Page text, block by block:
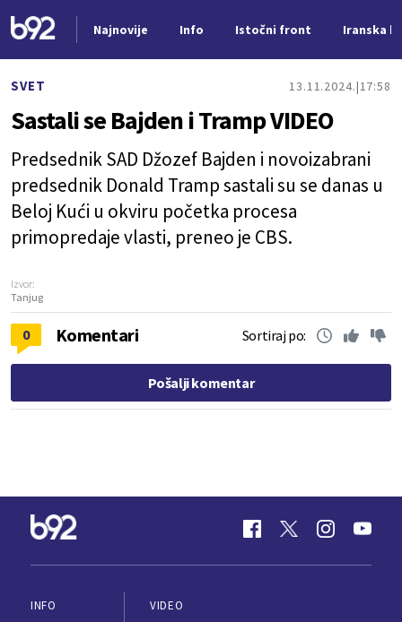
Najnovije Info Istočni front Iranska
SVET 13.11.2024. 17:58
Sastali se Bajden i Tramp VIDEO
Predsednik SAD Džozef Bajden i novoizabrani
predsednik Donald Tramp sastali su se danas u
Beloj Kući u okviru početka procesa
primopredaje vlasti, preneo je CBS.
Izvor:
Tanjug
0 Komentari Sortiraj po:
Pošalji komentar
INFO
VIDEO